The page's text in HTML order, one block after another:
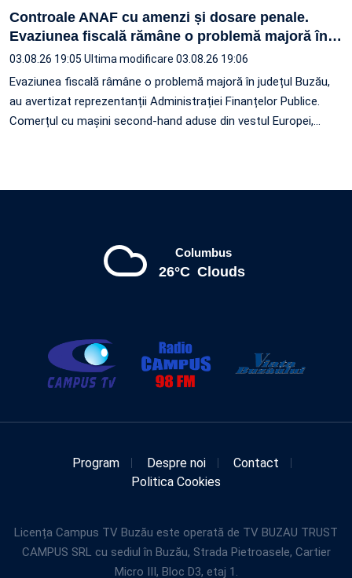
Controale ANAF cu amenzi și dosare penale.
Evaziunea fiscală rămâne o problemă majoră în…
03.08.26 19:05 Ultima modificare 03.08.26 19:06
Evaziunea fiscală râmâne o problemă majoră în județul Buzău,
au avertizat reprezentanții Administrației Finanțelor Publice.
Comerțul cu mașini second-hand aduse din vestul Europei,…
Columbus
26°C Clouds
Program Despre noi
Contact
Politica Cookies
Licența Campus TV Buzău este operată de TV BUZAU TRUST
CAMPUS SRL cu sediul în Buzău, Strada Pietroasele, Cartier
Micro III, Bloc D3, etaj 1.